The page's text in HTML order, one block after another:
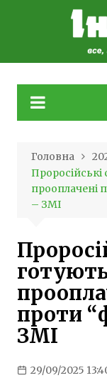
Головна
прооплачені
– ЗМІ
проти
ЗМІ
29/09/2025